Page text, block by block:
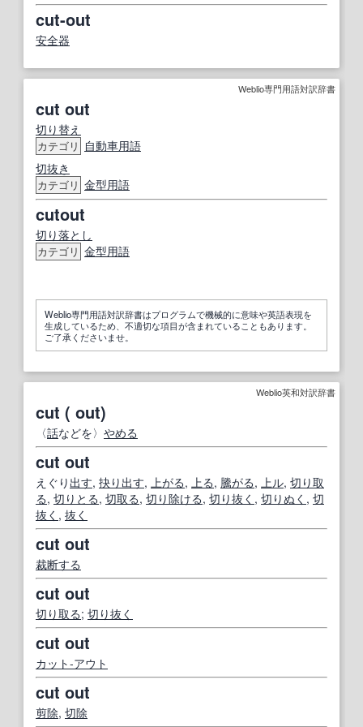
cut-out
安全器
Weblio専門用語対訳辞書
cut out
切り替え
カテゴリ
自動車用語
切抜き
カテゴリ 金型用語
cutout
切り落とし
カテゴリ 金型用語
Weblio専門用語対訳辞書はプログラムで機械的に意味や英語表現を
生成しているため、不適切な項目が含まれていることもあります。
ご了承くださいませ。
Weblio英和対訳辞書
cut ( out)
〈話などを〉 やめる
cut out
えぐり 出す, 抉り出す, 上がる, 上る, 騰がる, 上ル, 切り取
る, 切りとる, 切取る, 切り除ける, 切り抜く , 切りぬく , 切
抜く , 抜く
cut out
裁断する
cut out
切り取る; 切り抜く
cut out
カット‐アウト
cut out
剪除, 切除